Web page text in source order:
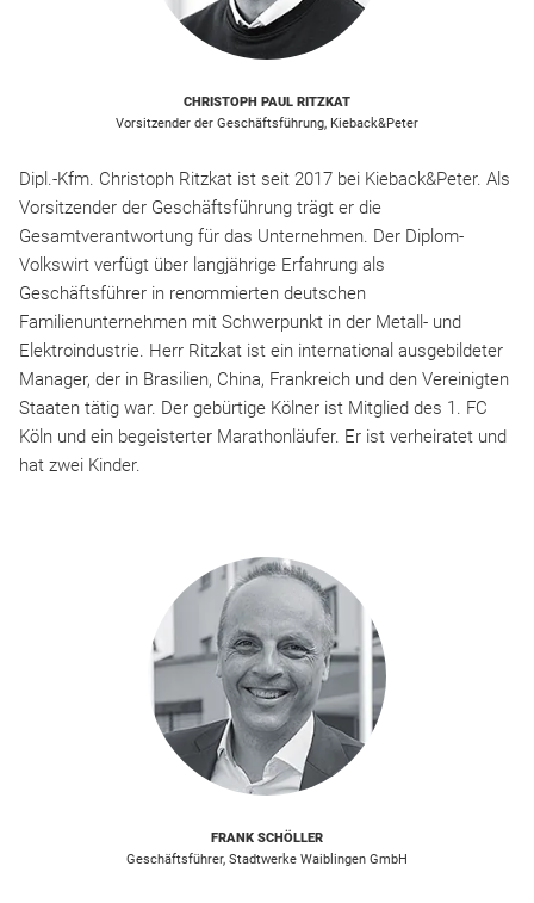
CHRISTOPH PAUL RITZKAT
Vorsitzender der Geschäftsführung, Kieback&Peter
Dipl.-Kfm. Christoph Ritzkat ist seit 2017 bei Kieback&Peter. Als
Vorsitzender der Geschäftsführung trägt er die
Gesamtverantwortung für das Unternehmen. Der Diplom-
Volkswirt verfügt über langjährige Erfahrung als
Geschäftsführer in renommierten deutschen
Familienunternehmen mit Schwerpunkt in der Metall- und
Elektroindustrie. Herr Ritzkat ist ein international ausgebildeter
Manager, der in Brasilien, China, Frankreich und den Vereinigten
Staaten tätig war. Der gebürtige Kölner ist Mitglied des 1. FC
Köln und ein begeisterter Marathonläufer. Er ist verheiratet und
hat zwei Kinder.
FRANK SCHÖLLER
Geschäftsführer, Stadtwerke Waiblingen GmbH